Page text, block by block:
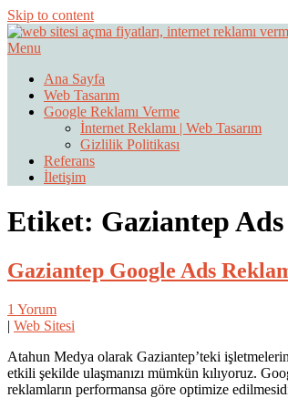
Skip to content
Web Sitesi Açma,
Menu
Ana Sayfa
Web Tasarım
Google Reklamı Verme
İnternet Reklamı | Web Tasarım
Gizlilik Politikası
Referans
İletişim
Etiket: Gaziantep
Gaziantep Google Ads
1 Yorum
| Web Sitesi
Atahun Medya olarak Gaziantep’teki
etkili şekilde ulaşmanızı mümkün kılıyoruz.
reklamların performansa göre optimize